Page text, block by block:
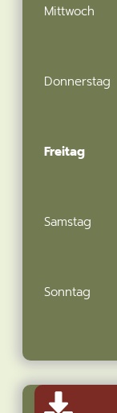
Mittwoch
Donnerstag
Freitag
Samstag
Sonntag